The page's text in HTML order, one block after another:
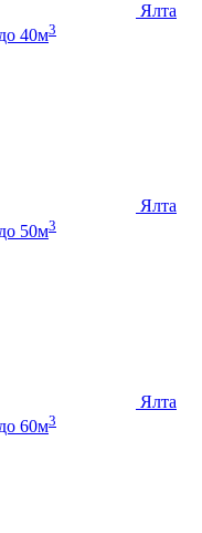
Ялта
40м3
Ялта
50м3
Ялта
60м3